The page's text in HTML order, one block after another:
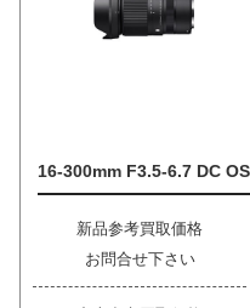
16-300mm F3.5-6.7 DC OS
新品参考買取価格
お問合せ下さい